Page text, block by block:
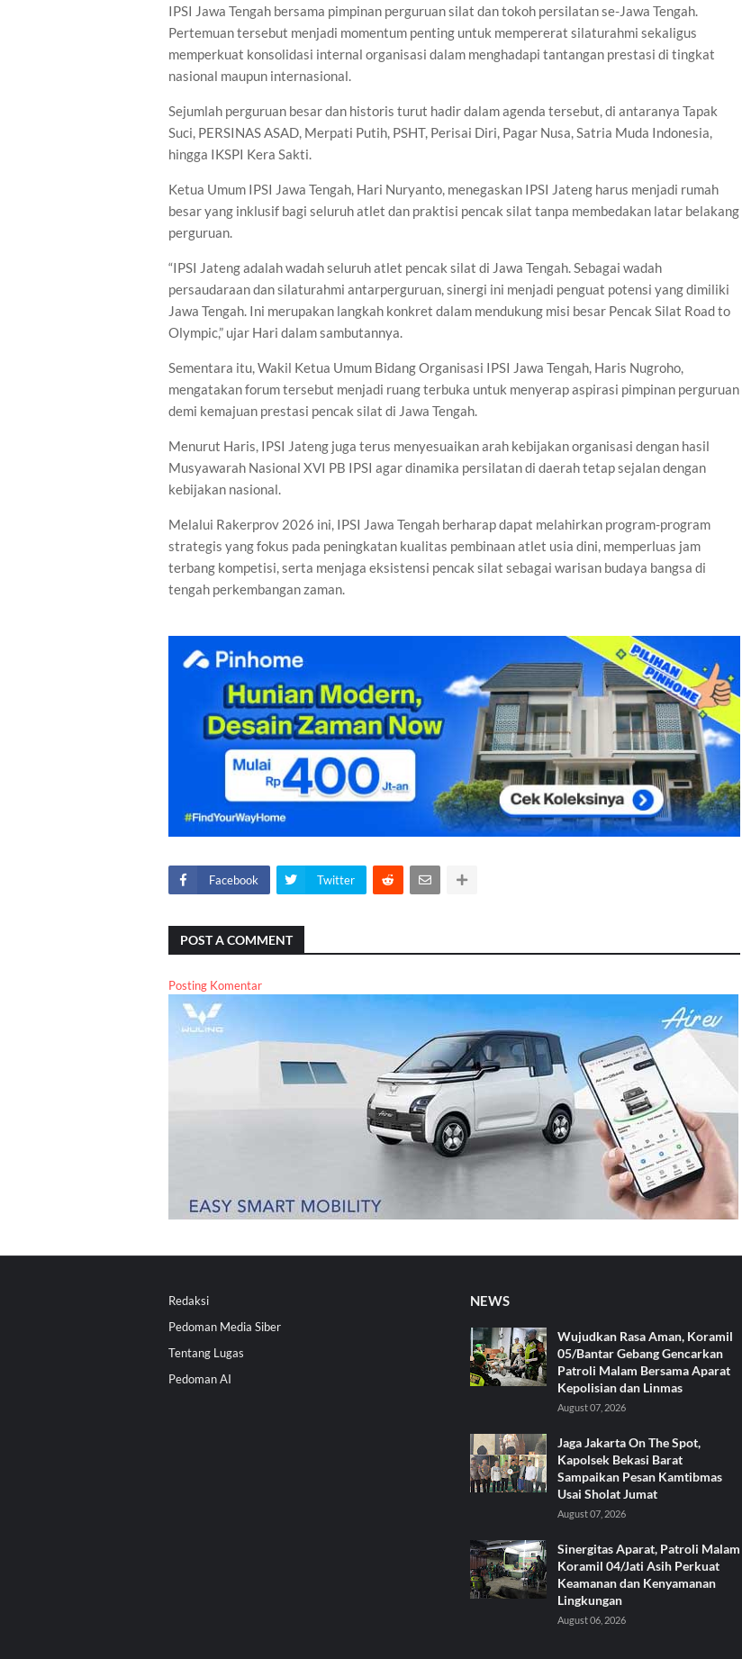
IPSI Jawa Tengah bersama pimpinan perguruan silat dan tokoh persilatan se-Jawa Tengah.
Pertemuan tersebut menjadi momentum penting untuk mempererat silaturahmi sekaligus
memperkuat konsolidasi internal organisasi dalam menghadapi tantangan prestasi di tingkat
nasional maupun internasional.
Sejumlah perguruan besar dan historis turut hadir dalam agenda tersebut, di antaranya Tapak
Suci, PERSINAS ASAD, Merpati Putih, PSHT, Perisai Diri, Pagar Nusa, Satria Muda Indonesia,
hingga IKSPI Kera Sakti.
Ketua Umum IPSI Jawa Tengah, Hari Nuryanto, menegaskan IPSI Jateng harus menjadi rumah
besar yang inklusif bagi seluruh atlet dan praktisi pencak silat tanpa membedakan latar belakang
perguruan.
“IPSI Jateng adalah wadah seluruh atlet pencak silat di Jawa Tengah. Sebagai wadah
persaudaraan dan silaturahmi antarperguruan, sinergi ini menjadi penguat potensi yang dimiliki
Jawa Tengah. Ini merupakan langkah konkret dalam mendukung misi besar Pencak Silat Road to
Olympic,” ujar Hari dalam sambutannya.
Sementara itu, Wakil Ketua Umum Bidang Organisasi IPSI Jawa Tengah, Haris Nugroho,
mengatakan forum tersebut menjadi ruang terbuka untuk menyerap aspirasi pimpinan perguruan
demi kemajuan prestasi pencak silat di Jawa Tengah.
Menurut Haris, IPSI Jateng juga terus menyesuaikan arah kebijakan organisasi dengan hasil
Musyawarah Nasional XVI PB IPSI agar dinamika persilatan di daerah tetap sejalan dengan
kebijakan nasional.
Melalui Rakerprov 2026 ini, IPSI Jawa Tengah berharap dapat melahirkan program-program
strategis yang fokus pada peningkatan kualitas pembinaan atlet usia dini, memperluas jam
terbang kompetisi, serta menjaga eksistensi pencak silat sebagai warisan budaya bangsa di
tengah perkembangan zaman.
Facebook Twitter
POST A COMMENT
Posting Komentar
Redaksi
Pedoman Media Siber
Tentang Lugas
Pedoman AI
NEWS
Wujudkan Rasa Aman, Koramil
05/Bantar Gebang Gencarkan
Patroli Malam Bersama Aparat
Kepolisian dan Linmas
August 07, 2026
Jaga Jakarta On The Spot,
Kapolsek Bekasi Barat
Sampaikan Pesan Kamtibmas
Usai Sholat Jumat
August 07, 2026
Sinergitas Aparat, Patroli Malam
Koramil 04/Jati Asih Perkuat
Keamanan dan Kenyamanan
Lingkungan
August 06, 2026